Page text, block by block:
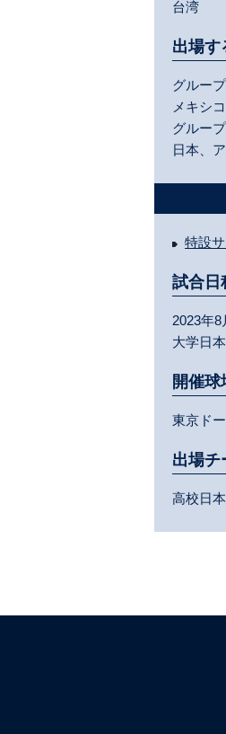
台湾
出場す
グルー
メキシ
グルー
日本、
特設
試合日
2023年8
大学日
開催球
東京ド
出場チ
高校日